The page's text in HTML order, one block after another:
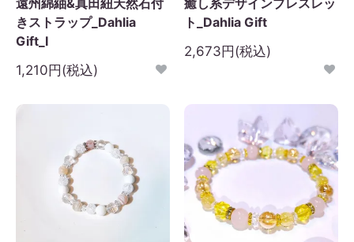
遠州綿紬&真田紐天然石付
きストラップ_Dahlia
Gift_I
1,210円(税込)
癒し系デザインブレスレッ
ト_Dahlia Gift
2,673円(税込)